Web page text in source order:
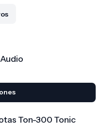
Ton-300 Tonic